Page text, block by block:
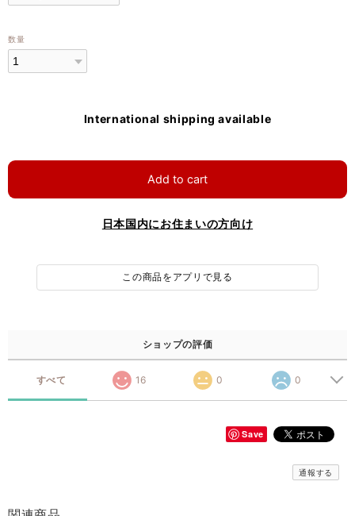
数量
International shipping available
Add to cart
日本国内にお住まいの方向け
この商品をアプリで見る
ショップの評価
すべて 16 0 0
Save
通報する